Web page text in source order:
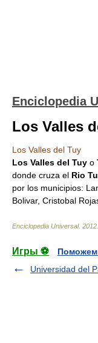
Enciclopedia
Los Valles
Los Valles del Tuy
Los Valles del Tuy o
donde cruza el Rio
por los municipios:
Bolivar, Cristobal
Enciclopedia Universal. 2012
Игры ⚽
Поможем
Universidad del